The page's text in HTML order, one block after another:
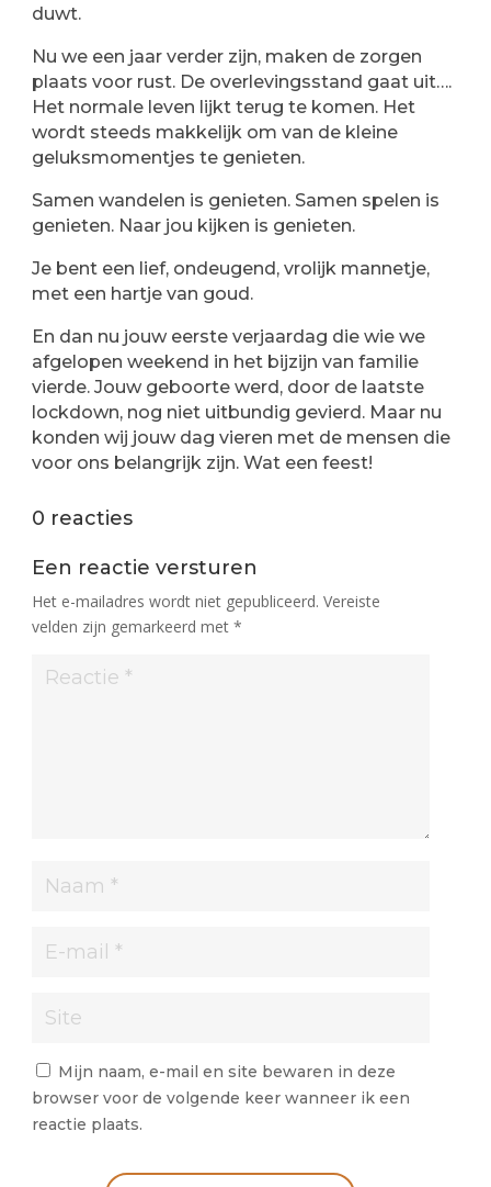
duwt.
Nu we een jaar verder zijn, maken de zorgen
plaats voor rust. De overlevingsstand gaat uit….
Het normale leven lijkt terug te komen. Het
wordt steeds makkelijk om van de kleine
geluksmomentjes te genieten.
Samen wandelen is genieten. Samen spelen is
genieten. Naar jou kijken is genieten.
Je bent een lief, ondeugend, vrolijk mannetje,
met een hartje van goud.
En dan nu jouw eerste verjaardag die wie we
afgelopen weekend in het bijzijn van familie
vierde. Jouw geboorte werd, door de laatste
lockdown, nog niet uitbundig gevierd. Maar nu
konden wij jouw dag vieren met de mensen die
voor ons belangrijk zijn. Wat een feest!
0 reacties
Een reactie versturen
Het e-mailadres wordt niet gepubliceerd. Vereiste
velden zijn gemarkeerd met *
Mijn naam, e-mail en site bewaren in deze
browser voor de volgende keer wanneer ik een
reactie plaats.